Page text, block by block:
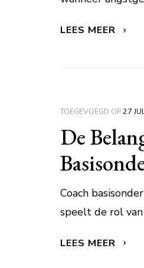
LEES MEER
TOEGEVOEGD OP27
De
Coach
speelt de rol
LEES MEER